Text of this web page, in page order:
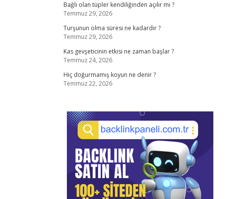
Bağlı olan tüpler kendiliğinden açılır mı ?
Temmuz 29, 2026
Turşunun olma süresi ne kadardır ?
Temmuz 29, 2026
Kas gevşeticinin etkisi ne zaman başlar ?
Temmuz 24, 2026
Hiç doğurmamış koyun ne denir ?
Temmuz 22, 2026